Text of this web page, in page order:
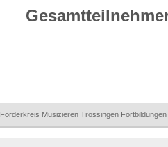
Förderkreis Musizieren Trossingen